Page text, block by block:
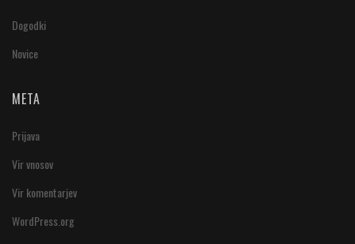
Dogodki
Novice
META
Prijava
Vir vnosov
Vir komentarjev
WordPress.org